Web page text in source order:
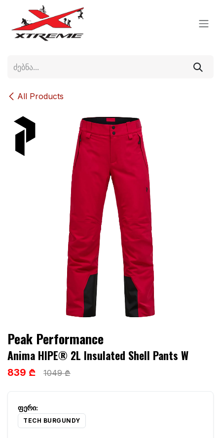
Skip to Content
All Products
Peak Performance
Anima HIPE® 2L Insulated Shell Pants W
839 ₾ 1049 ₾
TECH BURGUNDY